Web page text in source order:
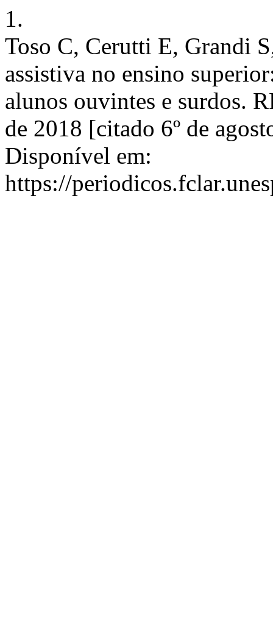
1.
Toso C, Cerutti E, Grandi
assistiva no ensino
alunos ouvintes e surdos.
de 2018 [citado 6º de
Disponível em:
https://